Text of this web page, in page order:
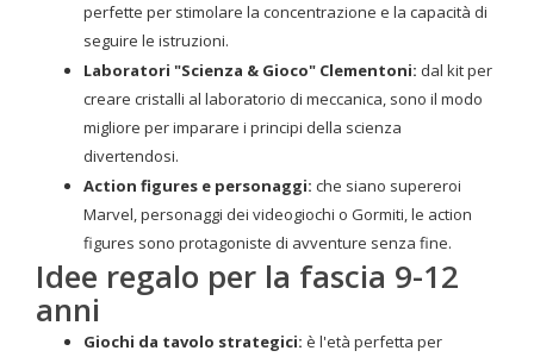
perfette per stimolare la concentrazione e la capacità di
seguire le istruzioni.
Laboratori "Scienza & Gioco" Clementoni: dal kit per
creare cristalli al laboratorio di meccanica, sono il modo
migliore per imparare i principi della scienza
divertendosi.
Action figures e personaggi: che siano supereroi
Marvel, personaggi dei videogiochi o Gormiti, le action
figures sono protagoniste di avventure senza fine.
Idee regalo per la fascia 9-12
anni
Giochi da tavolo strategici: è l'età perfetta per